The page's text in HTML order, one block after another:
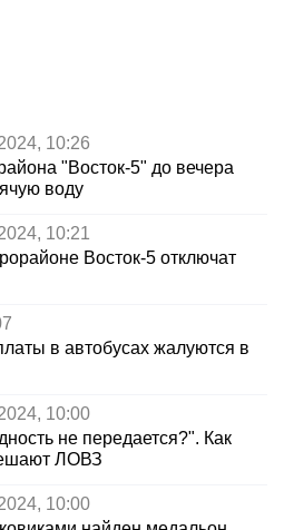
10:26
"Восток-5" до вечера
воду
10:21
Восток-5 отключат
в автобусах жалуются в
10:00
не передается?". Как
ЛОВЗ
10:00